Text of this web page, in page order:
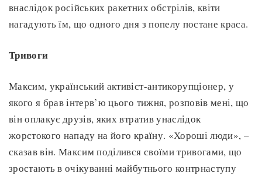
внаслідок російських ракетних обстрілів, квіти
нагадують їм, що одного дня з попелу постане краса.
Тривоги
Максим, український активіст-антикорупціонер, у
якого я брав інтерв’ю цього тижня, розповів мені, що
він оплакує друзів, яких втратив унаслідок
жорстокого нападу на його країну. «Хороші люди», –
сказав він. Максим поділився своїми тривогами, що
зростають в очікуванні майбутнього контрнаступу